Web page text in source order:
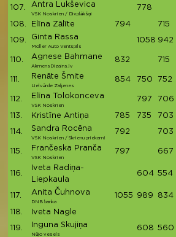
107. Antra Lukševica
VSK Noskrien / Divplākšņi
778
108. Elīna Zālīte 794 715
109. Ginta Rassa
Moller Auto Ventspils
1058 942
110. Agnese Bahmane
AkmensDizains.lv
832 715
111. Renāte Šmite
Lielvārde Zaķenes
854 750 752
112. Elīna Tolokonceva
VSK Noskrien
797 706
113. Kristīne Antiņa 785 735 703
114. Sandra Rocēna
VSK Noskrien / Skrienu priekam!
792 703
115. Frančeska Pranča
VSK Noskrien
797 667
116.
Iveta Radiņa-
Liepkaula
604 554
117. Anita Čuhnova
DNB banka
1055 989 834
118. Iveta Nagle
119. Inguna Skujiņa
Nūjo vesels
608 560